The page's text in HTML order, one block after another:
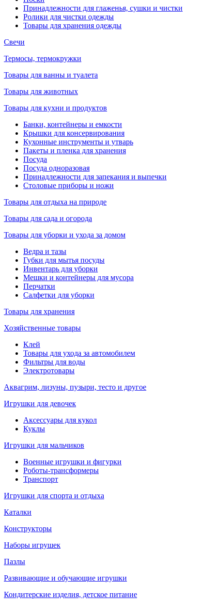
Принадлежности для глаженья, сушки и чистки
Ролики для чистки одежды
Товары для хранения одежды
Свечи
Термосы, термокружки
Товары для ванны и туалета
Товары для животных
Товары для кухни и продуктов
Банки, контейнеры и емкости
Крышки для консервирования
Кухонные инструменты и утварь
Пакеты и пленка для хранения
Посуда
Посуда одноразовая
Принадлежности для запекания и выпечки
Столовые приборы и ножи
Товары для отдыха на природе
Товары для сада и огорода
Товары для уборки и ухода за домом
Ведра и тазы
Губки для мытья посуды
Инвентарь для уборки
Мешки и контейнеры для мусора
Перчатки
Салфетки для уборки
Товары для хранения
Хозяйственные товары
Клей
Товары для ухода за автомобилем
Фильтры для воды
Электротовары
Аквагрим, лизуны, пузыри, тесто и другое
Игрушки для девочек
Аксессуары для кукол
Куклы
Игрушки для мальчиков
Военные игрушки и фигурки
Роботы-трансформеры
Транспорт
Игрушки для спорта и отдыха
Каталки
Конструкторы
Наборы игрушек
Пазлы
Развивающие и обучающие игрушки
Кондитерские изделия, детское питание